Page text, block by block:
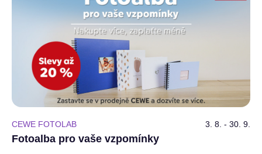
CEWE FOTOLAB 3. 8. - 30. 9.
Fotoalba pro vaše vzpomínky